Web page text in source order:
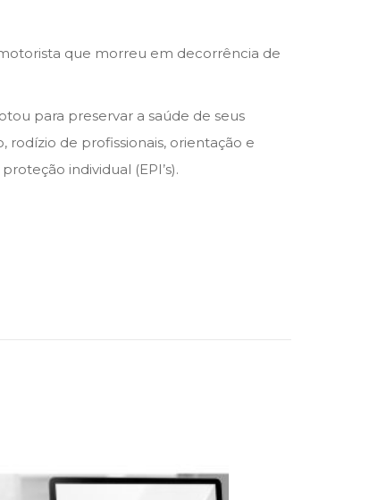
que morreu em decorrência de
para preservar a saúde de seus
de profissionais, orientação e
individual (EPI’s).